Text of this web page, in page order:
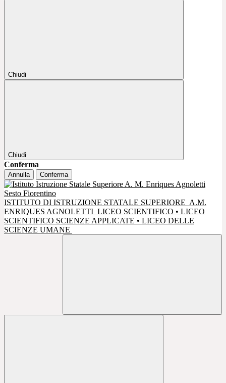
Chiudi
Chiudi
Conferma
Annulla Conferma
ISTITUTO DI ISTRUZIONE STATALE SUPERIORE A.M.
ENRIQUES AGNOLETTI LICEO SCIENTIFICO • LICEO
SCIENTIFICO SCIENZE APPLICATE • LICEO DELLE
SCIENZE UMANE